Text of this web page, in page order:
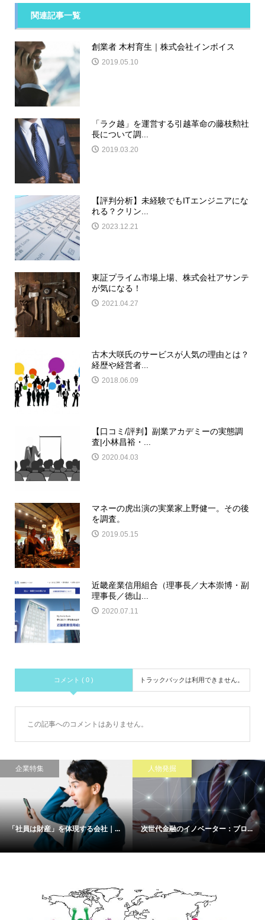
関連記事一覧
創業者 木村育生｜株式会社インボイス
2019.05.10
「ラク越」を運営する引越革命の藤枝勲社
長について調...
2019.03.20
【評判分析】未経験でもITエンジニアにな
れる？クリン...
2023.12.21
東証プライム市場上場、株式会社アサンテ
が気になる！
2021.04.27
古木大咲氏のサービスが人気の理由とは？
経歴や経営者...
2018.06.09
【口コミ/評判】副業アカデミーの実態調
査|小林昌裕・...
2020.04.03
マネーの虎出演の実業家上野健一。その後
を調査。
2019.05.15
近畿産業信用組合（理事長／大本崇博・副
理事長／徳山...
2020.07.11
コメント ( 0 ) トラックバックは利用できません。
この記事へのコメントはありません。
企業特集
「社員は財産」を体現する会社｜...
人物発掘
次世代金融のイノベーター：ブロ...